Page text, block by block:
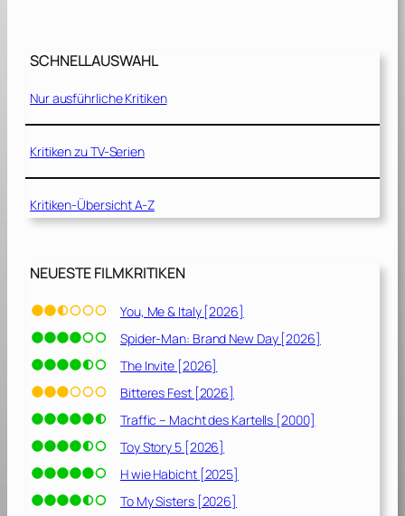
l
e
v
e
0
2
]
SCHNELLAUSWAHL
Nur ausführliche Kritiken
Kritiken zu TV-Serien
Kritiken-Übersicht A-Z
NEUESTE FILMKRITIKEN
You, Me & Italy [2026]
Spider-Man: Brand New Day [2026]
The Invite [2026]
Bitteres Fest [2026]
Traffic – Macht des Kartells [2000]
Toy Story 5 [2026]
H wie Habicht [2025]
To My Sisters [2026]